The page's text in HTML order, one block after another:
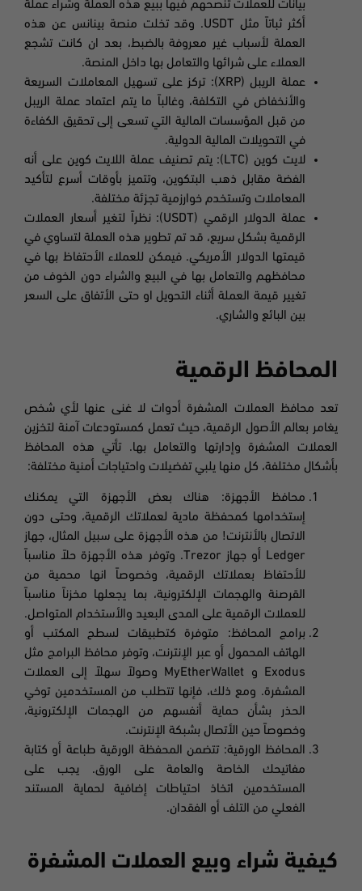
بيانات للعملات تنصحهم فيها ببيع هذه العملة وشراء عملة
أكثر ثباتاً مثل USDT. وقد تخلت منصة بينانس عن هذه
العملة لأسباب غير معروفة بالضبط، بعد ان كانت تشجع
العملاء على شرائها والتعامل بها داخل المنصة.
عملة الريبل (XRP): تركز على تسهيل المعاملات السريعة
والأنخفاض في التكلفة، وغالباً ما يتم اعتماد عملة الريبل
من قبل المؤسسات المالية التي تسعى إلى تحقيق الكفاءة
في التحويلات المالية الدولية.
لايت كوين (LTC): يتم تصنيف عملة اللايت كوين على أنه
الفضة مقابل ذهب البتكوين، وتتميز بأوقات أسرع لتأكيد
المعاملات وتستخدم خوارزمية تجزئة مختلفة.
عملة الدولار الرقمي (USDT): نظراً لتغير أسعار العملات
الرقمية بشكل سريع، قد تم تطوير هذه العملة لتساوي في
قيمتها الدولار الأمريكي. فيمكن للعملاء الأحتفاظ بها في
محافظهم والتعامل بها في البيع والشراء دون الخوف من
تغيير قيمة العملة أثناء التحويل او حتى الأتفاق على السعر
بين البائع والشاري.
المحافظ الرقمية
تعد محافظ العملات المشفرة أدوات لا غنى عنها لأي شخص
يغامر بعالم الأصول الرقمية، حيث تعمل كمستودعات آمنة لتخزين
العملات المشفرة وإدارتها والتعامل بها. تأتي هذه المحافظ
بأشكال مختلفة، كل منها يلبي تفضيلات واحتياجات أمنية مختلفة:
محافظ الأجهزة: هناك بعض الأجهزة التي يمكنك
إستخدامها كمحفظة مادية لعملاتك الرقمية، وحتى دون
الاتصال بالأنترنت! من هذه الأجهزة على سبيل المثال، جهاز
Ledger أو جهاز Trezor. وتوفر هذه الأجهزة حلاً مناسباً
للأحتفاظ بعملاتك الرقمية، وخصوصاً انها محمية من
القرصنة والهجمات الإلكترونية، بما يجعلها مخزناً مناسباً
للعملات الرقمية على المدى البعيد والأستخدام المتواصل.
برامج المحافظ: متوفرة كتطبيقات لسطح المكتب أو
الهاتف المحمول أو عبر الإنترنت، وتوفر محافظ البرامج مثل
Exodus و MyEtherWallet وصولاً سهلاً إلى العملات
المشفرة. ومع ذلك، فإنها تتطلب من المستخدمين توخي
الحذر بشأن حماية أنفسهم من الهجمات الإلكترونية،
وخصوصاً حين الأتصال بشبكة الإنترنت.
المحافظ الورقية: تتضمن المحفظة الورقية طباعة أو كتابة
مفاتيحك الخاصة والعامة على الورق. يجب على
المستخدمين اتخاذ احتياطات إضافية لحماية المستند
الفعلي من التلف أو الفقدان.
كيفية شراء وبيع العملات المشفرة